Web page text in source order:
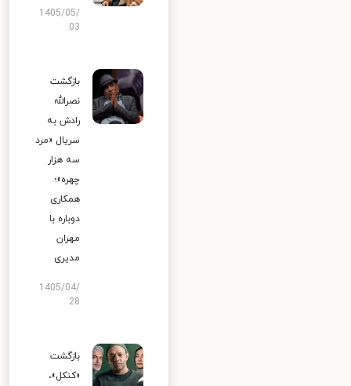
1405/05/
03
بازگشت
نصرالله
رادش به
سریال «مرد
سه هزار
چهره»؛
همکاری
دوباره با
مهران
مدیری
1405/04/
28
بازگشت
«کنکل»،